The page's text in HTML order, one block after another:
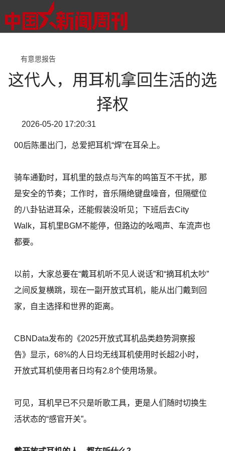
有意思报告
这代人，用耳机拿回生活的选
择权
2026-05-20 17:20:31
00后陈墨出门，总爱把耳机“焊”在耳朵上。
骑车通勤时，耳机里的鼓点与汽车的鸣笛互不干扰，那
是安全的节奏；工作时，音乐隔绝键盘噪音，但隔壁位
的八卦钻进耳朵，还能假装没听见；下班后去City
Walk，耳机里BGM不能停，但路边的吆喝声、车流声也
都要。
以前，大家总要在“戴耳机听不见人说话”和“摘耳机太吵”
之间反复横跳，现在一副开放式耳机，能从出门戴到回
家，自主选择和世界的距离。
CBNData发布的《2025开放式耳机品类趋势洞察报
告》显示，68%的人日均无线耳机使用时长超2小时，
开放式耳机使用者日均有2.8个使用场景。
可见，耳机早已不只是听歌工具，更是人们随时切换生
活状态的“感官开关”。